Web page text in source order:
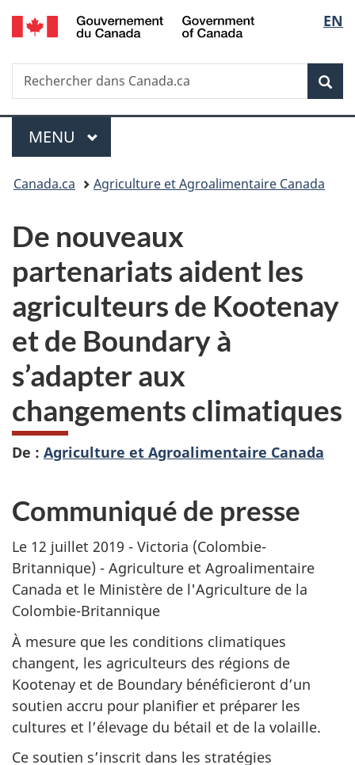
Passer
au
principal
Passer
à
Au
du
Passer
à
version
simplifiée
de
la
EN
Recherche
Rechercher
dans
Menu
MENU PRINCIPAL
Vous
ici :
Canada.ca Agriculture et Agroalimentaire Canada
De nouveaux
partenariats aident les
agriculteurs de Kootenay
et de Boundary à
s’adapter aux
changements climatiques
De : Agriculture et Agroalimentaire Canada
Communiqué de presse
Le 12 juillet 2019 - Victoria (Colombie-
Britannique) - Agriculture et Agroalimentaire
Canada et le Ministère de l'Agriculture de la
Colombie-Britannique
À mesure que les conditions climatiques
changent, les agriculteurs des régions de
Kootenay et de Boundary bénéficieront d’un
soutien accru pour planifier et préparer les
cultures et l’élevage du bétail et de la volaille.
Ce soutien s’inscrit dans les stratégies